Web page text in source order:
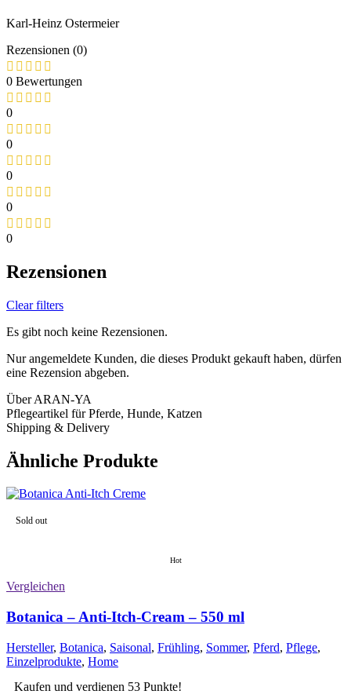
Karl-Heinz Ostermeier
Rezensionen (0)
0 Bewertungen
0
0
0
0
0
Rezensionen
Clear filters
Es gibt noch keine Rezensionen.
Nur angemeldete Kunden, die dieses Produkt gekauft haben, dürfen
eine Rezension abgeben.
Über ARAN-YA
Pflegeartikel für Pferde, Hunde, Katzen
Shipping & Delivery
Ähnliche Produkte
Sold out
Hot
Vergleichen
Botanica – Anti-Itch-Cream – 550 ml
Hersteller, Botanica, Saisonal, Frühling, Sommer, Pferd, Pflege,
Einzelprodukte, Home
Kaufen und verdienen 53 Punkte!